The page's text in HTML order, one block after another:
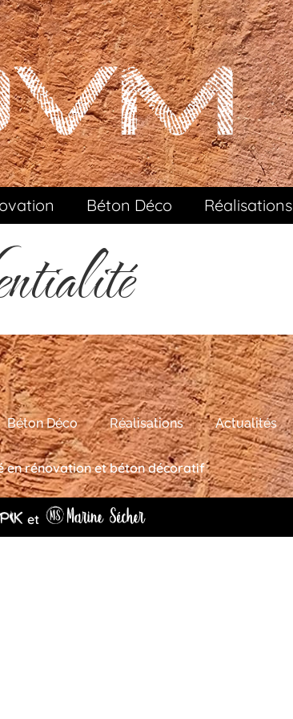
Béton Déco Réalisations
Béton Déco Réalisations Actualités
en rénovation et béton décoratif
et